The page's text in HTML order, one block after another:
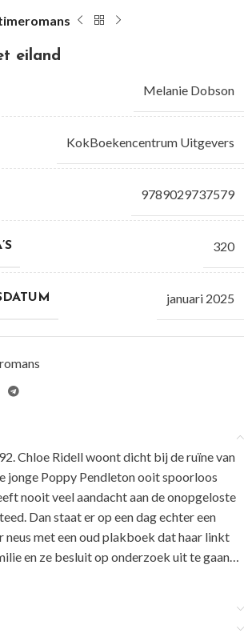
eiland
Melanie Dobson
KokBoekencentrum Uitgevers
9789029737579
320
januari 2025
Chloe Ridell woont dicht bij de ruïne van
jonge Poppy Pendleton ooit spoorloos
nooit veel aandacht aan de onopgeloste
Dan staat er op een dag echter een
neus met een oud plakboek dat haar linkt
en ze besluit op onderzoek uit te gaan…